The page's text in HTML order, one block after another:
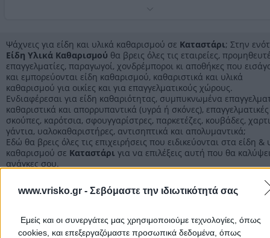
www.vrisko.gr - Σεβόμαστε την ιδιωτικότητά σας
Εμείς και οι συνεργάτες μας χρησιμοποιούμε τεχνολογίες, όπως
cookies, και επεξεργαζόμαστε προσωπικά δεδομένα, όπως
Ψάχνεις για είδη και υλικά καθαρισμού σε Καταστάρι; Στην
Είδη Υλικά Καθαρισμού θα βρεις όλες τις εταιρείες,
επαγγελματίες, παραγωγοί, χονδρέμποροι κι αποθήκες που
και εμπορεύονται είδη καθαρισμού, καθαριστικά και υλικά
καθαρισμού για οικίες και για επαγγελματικούς χώρους.
Ενδιαφέρεσαι για είδη καθαριότητας, συμπυκνωμένα
καθαριστικά και απορρυπαντικά (υγρά ή σκόνες), επαγγελματικές
σκούπες, καρότσια, σφουγγαρίστρες, παρκετέζες, κουβάδες,
γάντια, υαλοκαθαριστήρες, αντισηπτικά και απολυμαντικά;
Εδώ θα βρεις όλες τις επιχειρήσεις που ειδικεύονται στα είδη &
καθαρισμού σε Καταστάρι για να επιλέξεις αυτή που θα
ανάγκες σου.
είναι κάποια από τα βασικά κριτήρια για την επιλογή της
για σένα.
Είδη Υλικά Καθαρισμού Ζακύνθου